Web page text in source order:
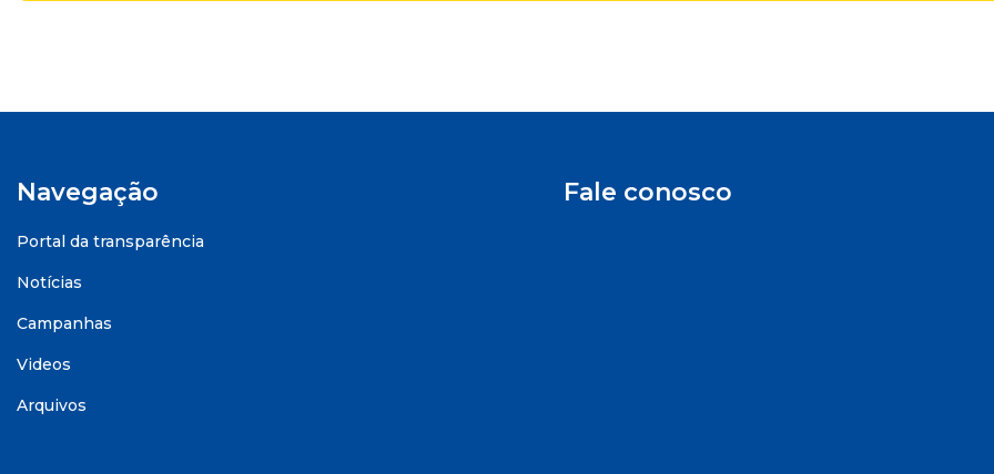
Navegação
Portal da transparência
Notícias
Campanhas
Videos
Arquivos
Fale conosco